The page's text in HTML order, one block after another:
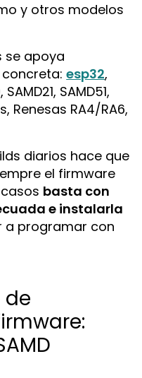
y otros modelos
se apoya
concreta:esp32,
SAMD51,
Renesas RA4/RA6,
diarios hace que
el firmware
basta con
e instalarla
a programar con
de